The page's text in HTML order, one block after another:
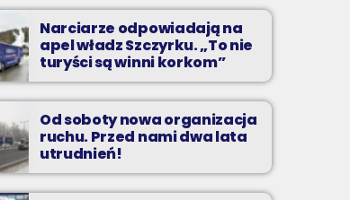
Narciarze odpowiadają na
apel władz Szczyrku. „To nie
turyści są winni korkom”
Od soboty nowa organizacja
ruchu. Przed nami dwa lata
utrudnień!